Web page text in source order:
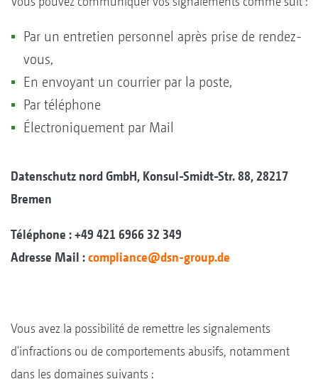
Par un entretien personnel après prise de rendez-
vous,
En envoyant un courrier par la poste,
Par téléphone
Électroniquement par Mail
Datenschutz nord GmbH, Konsul-Smidt-Str. 88, 28217
Bremen
Téléphone : +49 421 6966 32 349
Adresse Mail :compliance@dsn-group.de
Vous avez la possibilité de remettre les signalements
d'infractions ou de comportements abusifs, notamment
dans les domaines suivants :